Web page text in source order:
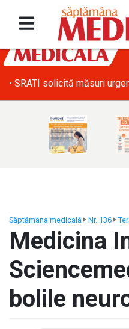
• SRATI solicită măsuri
Săptămâna medicală Nr. 136
Medicina
bolile